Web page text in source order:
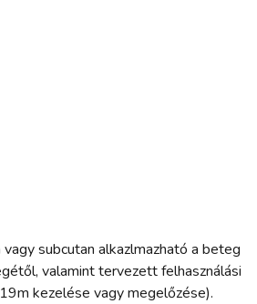
subcutan alkazlmazható a beteg
valamint tervezett felhasználási
kezelése vagy megelőzése).